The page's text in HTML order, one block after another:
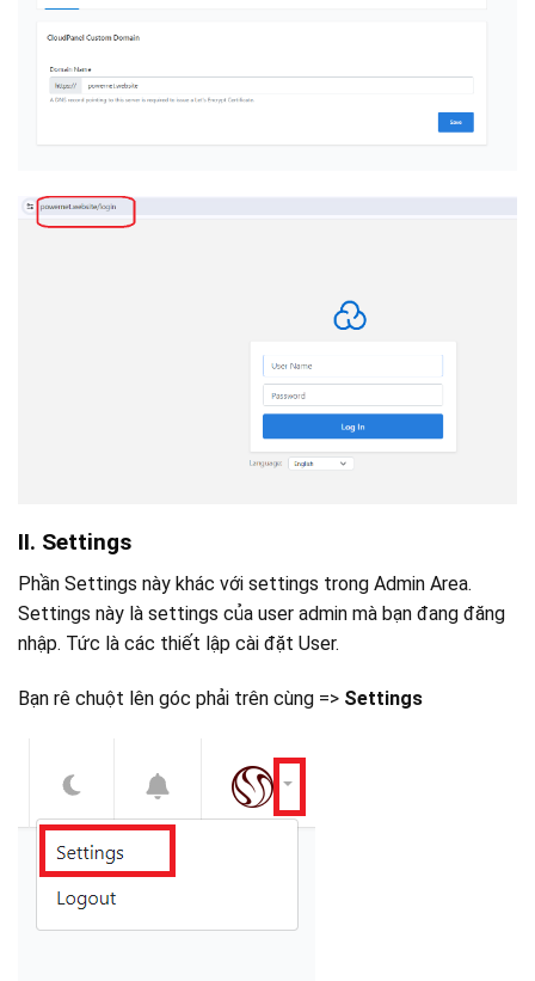
II. Settings
Phần Settings này khác với settings trong Admin Area.
Settings này là settings của user admin mà bạn đang đăng
nhập. Tức là các thiết lập cài đặt User.
Bạn rê chuột lên góc phải trên cùng => Settings